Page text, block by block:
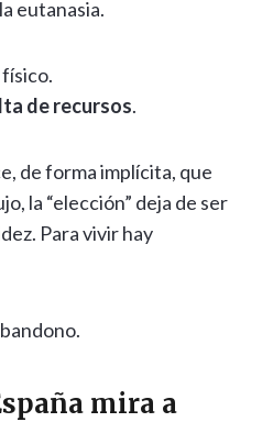
eutanasia.
de recursos.
de forma implícita, que
la “elección” deja de ser
Para vivir hay
mira a